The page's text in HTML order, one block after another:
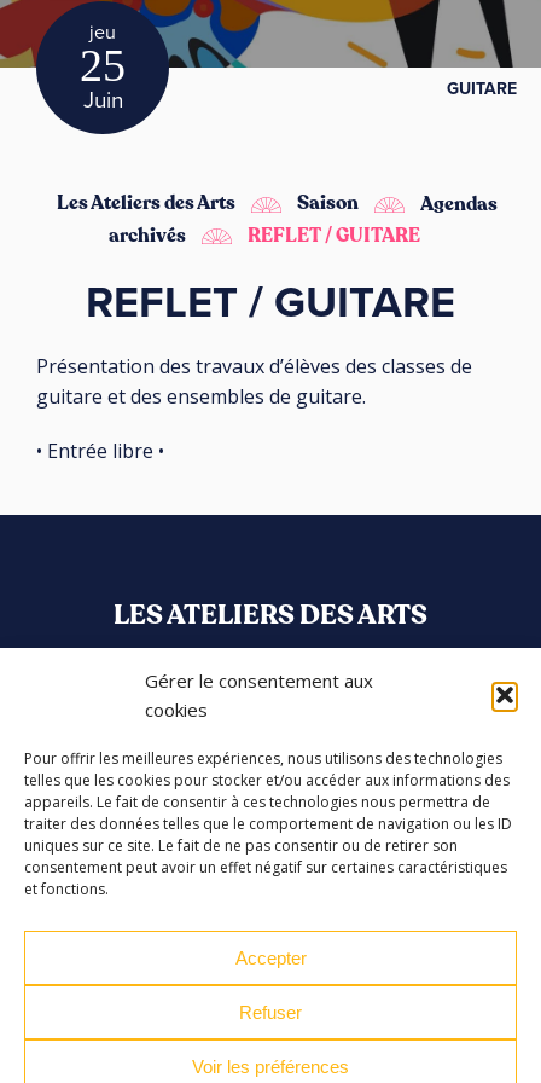
Gérer le consentement aux
cookies
Pour offrir les meilleures expériences, nous utilisons des technologies
telles que les cookies pour stocker et/ou accéder aux informations des
appareils. Le fait de consentir à ces technologies nous permettra de
traiter des données telles que le comportement de navigation ou les ID
uniques sur ce site. Le fait de ne pas consentir ou de retirer son
consentement peut avoir un effet négatif sur certaines caractéristiques
et fonctions.
Accepter
Refuser
Voir les préférences
jeu
25
Juin GUITARE
Les Ateliers des Arts Saison
Agendas
archivés
REFLET / GUITARE
REFLET / GUITARE
Présentation des travaux d’élèves des classes de
guitare et des ensembles de guitare.
• Entrée libre •
LES ATELIERS DES ARTS
32 Rue 86E Régiment d'Infanterie
43000 Le Puy-en-Velay
04 71 04 37 35
ateliersdesarts@lepuyenvelay.fr
S'inscrire à la newsletter